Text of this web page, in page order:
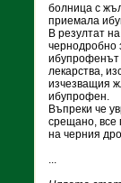
болница с
приемала
В резултат
чернодробно
ибупрофенът
лекарства,
изчезващия
ибупрофен.
Въпреки че
срещано, все
на черния
...